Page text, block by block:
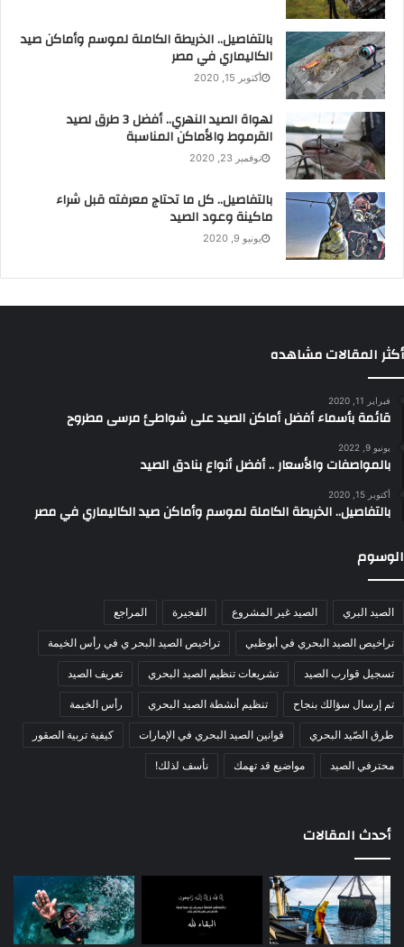
بالتفاصيل.. الخريطة الكاملة لموسم وأماكن صيد
الكاليماري في مصر
أكتوبر 15, 2020
لهواة الصيد النهري.. أفضل 3 طرق لصيد
القرموط والأماكن المناسبة
نوفمبر 23, 2020
بالتفاصيل.. كل ما تحتاج معرفته قبل شراء
ماكينة وعود الصيد
يونيو 9, 2020
أكثر المقالات مشاهده
فبراير 11, 2020
قائمة بأسماء أفضل أماكن الصيد على شواطئ مرسى مطروح
يونيو 9, 2022
بالمواصفات والأسعار .. أفضل أنواع بنادق الصيد
أكتوبر 15, 2020
بالتفاصيل.. الخريطة الكاملة لموسم وأماكن صيد الكاليماري في مصر
الوسوم
الصيد البري الصيد غير المشروع الفجيرة المراجع
تراخيص الصيد البحري في أبوظبي تراخيص الصيد البحر ي في رأس الخيمة
تسجيل قوارب الصيد تشريعات تنظيم الصيد البحري تعريف الصيد
تم إرسال سؤالك بنجاح تنظيم أنشطة الصيد البحري رأس الخيمة
طرق الصّيد البحري قوانين الصيد البحري في الإمارات كيفية تربية الصقور
محترفي الصيد مواضيع قد تهمك نأسف لذلك!
أحدث المقالات